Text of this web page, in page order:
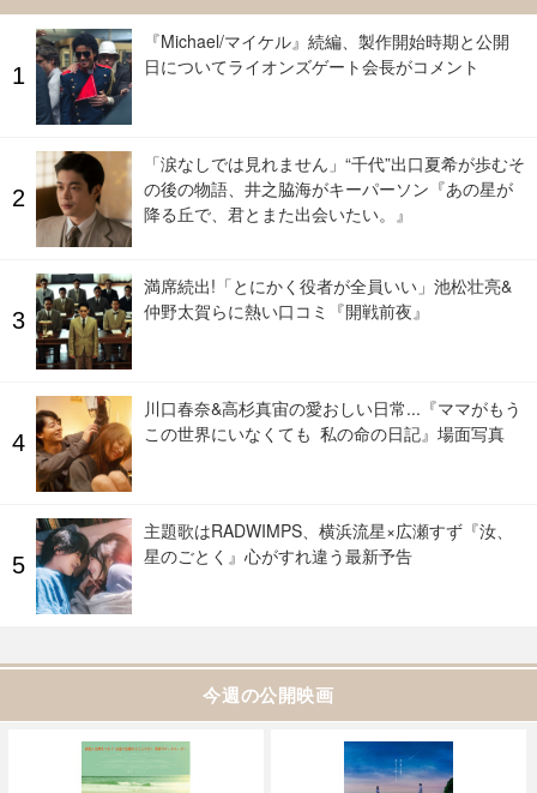
『Michael/マイケル』続編、製作開始時期と公開
日についてライオンズゲート会長がコメント
「涙なしでは見れません」“千代”出口夏希が歩むそ
の後の物語、井之脇海がキーパーソン『あの星が
降る丘で、君とまた出会いたい。』
満席続出!「とにかく役者が全員いい」池松壮亮&
仲野太賀らに熱い口コミ『開戦前夜』
川口春奈&高杉真宙の愛おしい日常...『ママがもう
この世界にいなくても 私の命の日記』場面写真
主題歌はRADWIMPS、横浜流星×広瀬すず『汝、
星のごとく』心がすれ違う最新予告
今週の公開映画